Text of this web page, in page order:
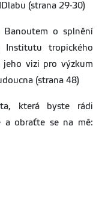
(strana 29-30)
Banoutem o splnění
Institutu tropického
vizi pro výzkum
(strana 48)
která byste rádi
a obraťte se na mě: